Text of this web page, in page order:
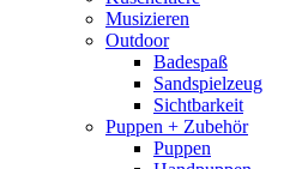
Musizieren
Outdoor
Badespaß
Sandspielzeug
Sichtbarkeit
Puppen + Zubehör
Puppen